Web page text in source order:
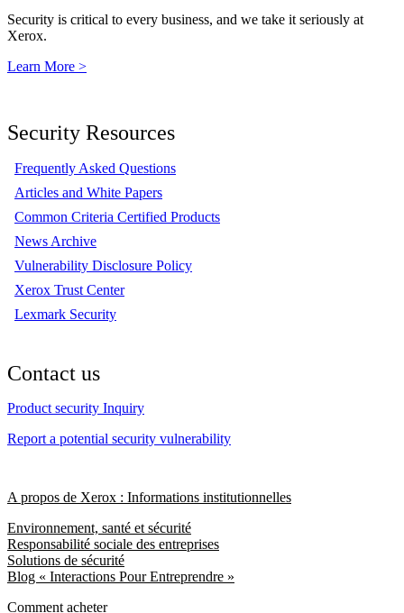
Security is critical to every business, and we take it seriously at
Xerox.
Learn More >
Security Resources
Frequently Asked Questions
Articles and White Papers
Common Criteria Certified Products
News Archive
Vulnerability Disclosure Policy
Xerox Trust Center
Lexmark Security
Contact us
Product security Inquiry
Report a potential security vulnerability
A propos de Xerox : Informations institutionnelles
Environnement, santé et sécurité
Responsabilité sociale des entreprises
Solutions de sécurité
Blog « Interactions Pour Entreprendre »
Comment acheter